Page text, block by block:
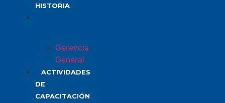
HISTORIA
Gerencia
General
ACTIVIDADES
DE
CAPACITACIÓN